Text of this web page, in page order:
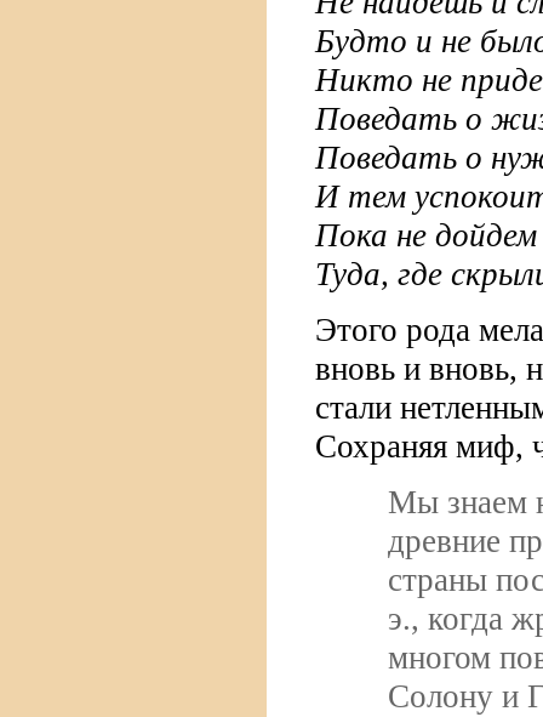
Будто и не
Никто не
Поведать о
Поведать о
И тем
Пока не
Туда, где
Этого рода
вновь и вновь,
стали
Сохраняя миф,
Мы знаем
древние
страны
э., когда
многом
Солону и